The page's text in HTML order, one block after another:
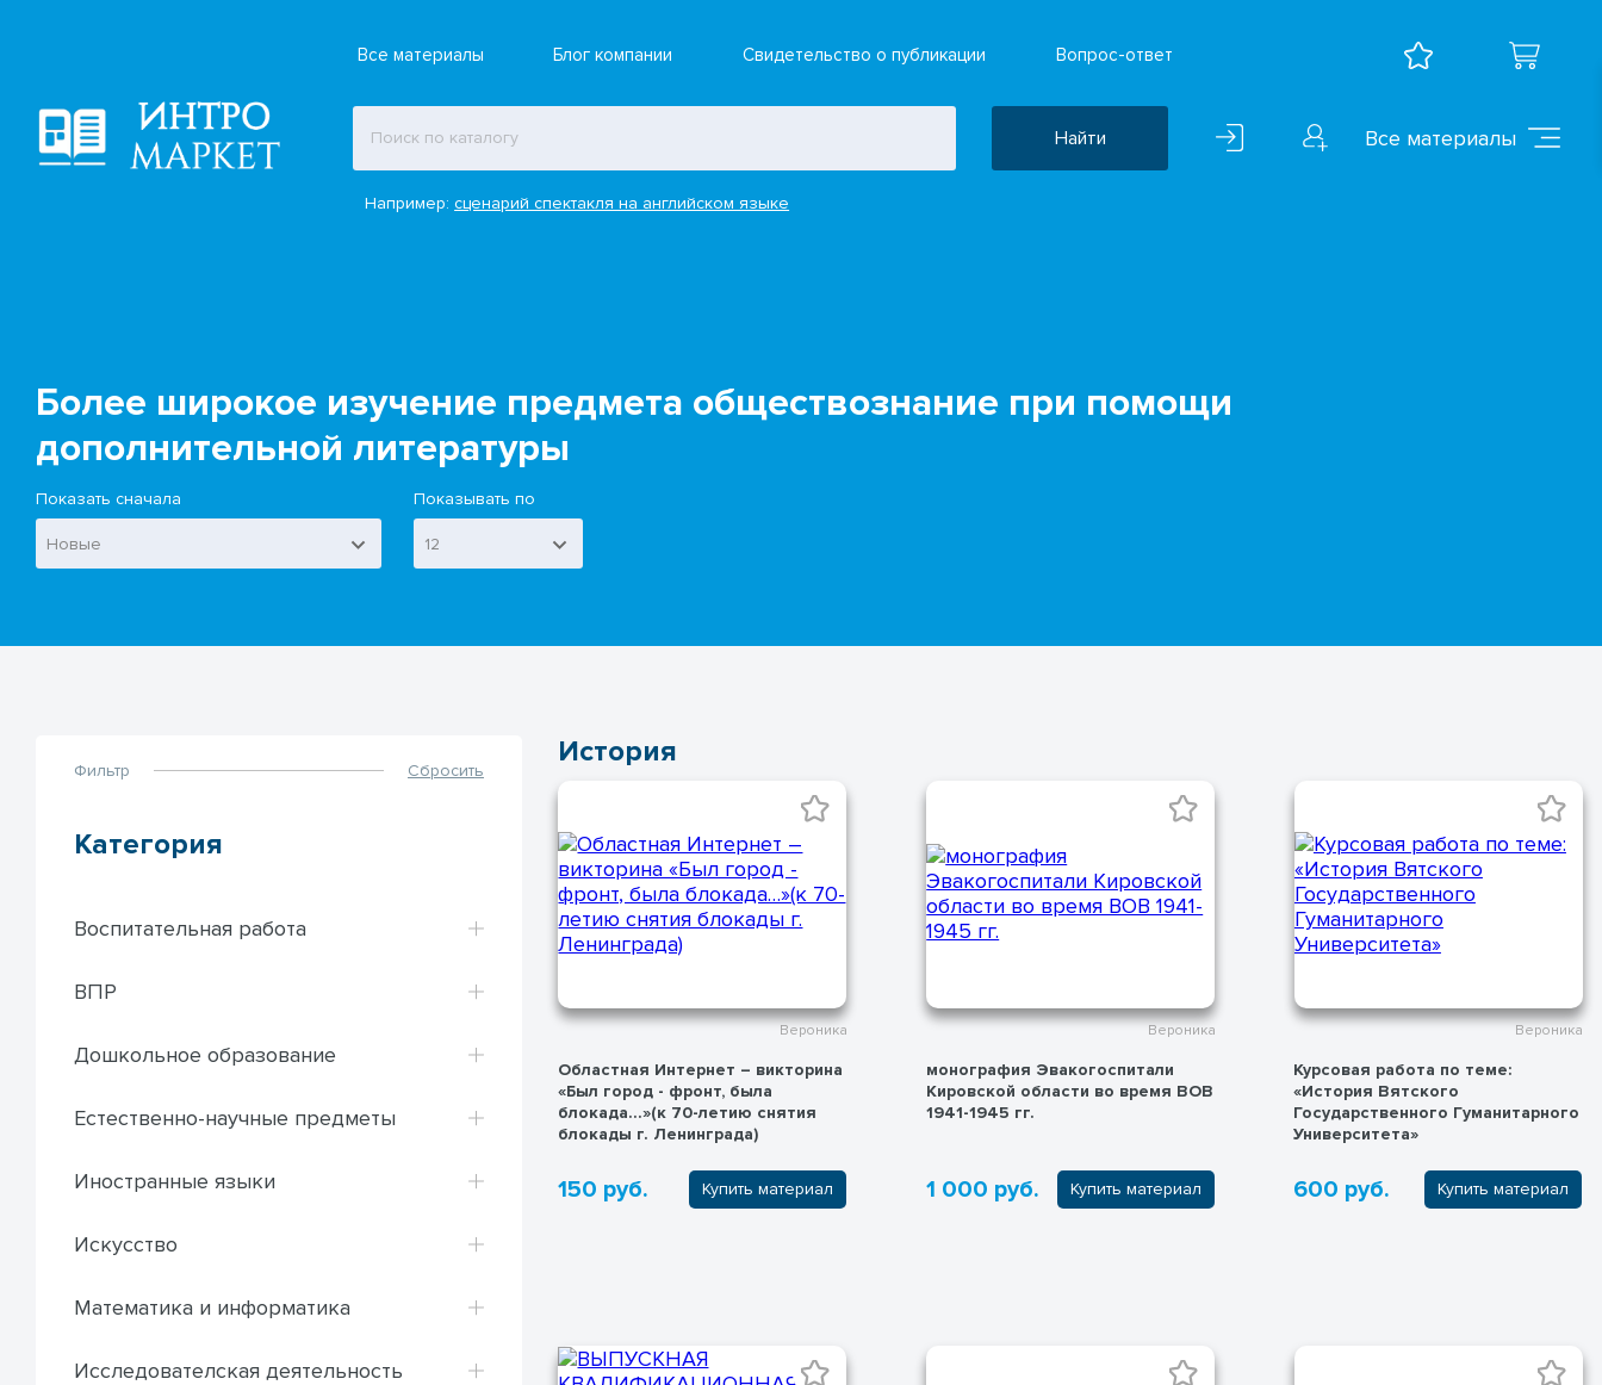
Все материалы Блог компании Свидетельство о публикации Вопрос-ответ
Найти
Например:сценарий спектакля на английском языке
Все материалы
Избранные статьи Контакты
Тарифы Документация
Более широкое изучение предмета обществознание при помощи
дополнительной литературы
Показать сначала
Новые
Показывать по
12
Фильтр Сбросить
Категория
Воспитательная работа
ВПР
Дошкольное образование
Естественно-научные предметы
Иностранные языки
Искусство
Математика и информатика
Исследователская деятельность
История
Вероника
Областная Интернет – викторина
«Был город - фронт, была
блокада…»(к 70-летию снятия
блокады г. Ленинграда)
150 руб. Купить материал
Вероника
монография Эвакогоспитали
Кировской области во время ВОВ
1941-1945 гг.
1 000 руб. Купить материал
Вероника
Курсовая работа по теме:
«История Вятского
Государственного Гуманитарного
Университета»
600 руб. Купить материал